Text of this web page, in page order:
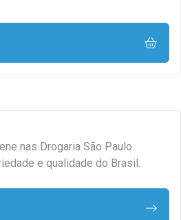
nas Drogaria São Paulo.
e qualidade do Brasil.